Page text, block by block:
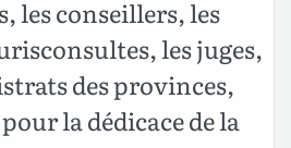
les conseillers, les
les juges,
des provinces,
la dédicace de la